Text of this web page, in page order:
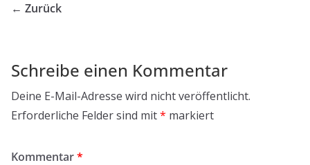
← Zurück
Schreibe einen Kommentar
Deine E-Mail-Adresse wird nicht veröffentlicht.
Erforderliche Felder sind mit* markiert
Kommentar*